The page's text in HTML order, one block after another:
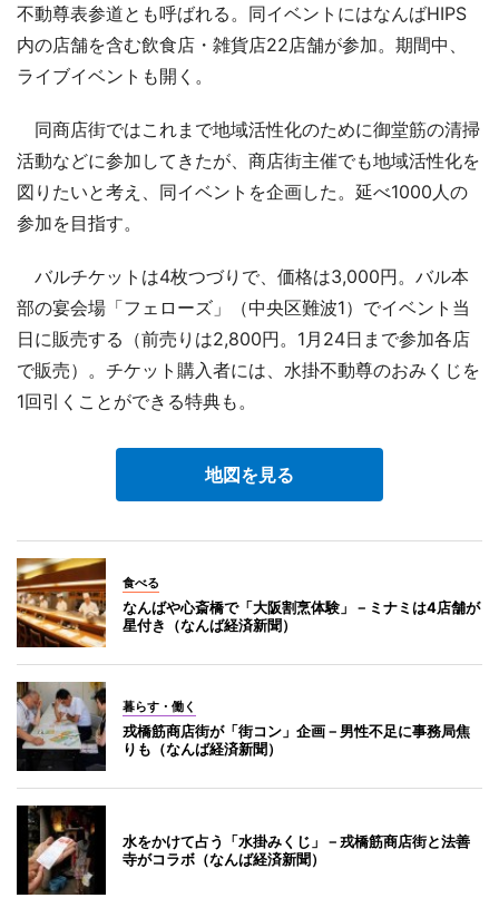
不動尊表参道とも呼ばれる。同イベントにはなんばHIPS
内の店舗を含む飲食店・雑貨店22店舗が参加。期間中、
ライブイベントも開く。
同商店街ではこれまで地域活性化のために御堂筋の清掃
活動などに参加してきたが、商店街主催でも地域活性化を
図りたいと考え、同イベントを企画した。延べ1000人の
参加を目指す。
バルチケットは4枚つづりで、価格は3,000円。バル本
部の宴会場「フェローズ」（中央区難波1）でイベント当
日に販売する（前売りは2,800円。1月24日まで参加各店
で販売）。チケット購入者には、水掛不動尊のおみくじを
1回引くことができる特典も。
地図を見る
食べる
なんばや心斎橋で「大阪割烹体験」－ミナミは4店舗が
星付き（なんば経済新聞）
暮らす・働く
戎橋筋商店街が「街コン」企画－男性不足に事務局焦
りも（なんば経済新聞）
水をかけて占う「水掛みくじ」－戎橋筋商店街と法善
寺がコラボ（なんば経済新聞）